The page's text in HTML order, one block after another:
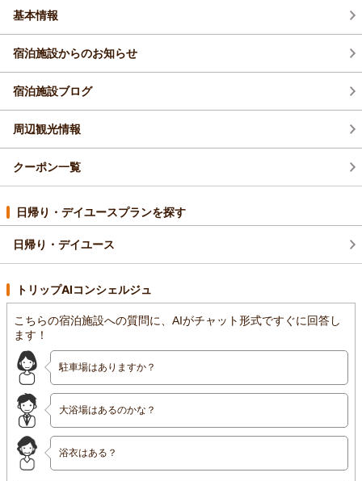
基本情報
宿泊施設からのお知らせ
宿泊施設ブログ
周辺観光情報
クーポン一覧
日帰り・デイユースプランを探す
日帰り・デイユース
トリップAIコンシェルジュ
こちらの宿泊施設への質問に、AIがチャット形式ですぐに回答し
ます！
駐車場はありますか？
大浴場はあるのかな？
浴衣はある？